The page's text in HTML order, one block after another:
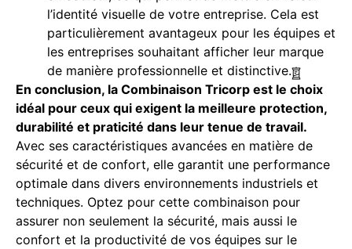
l’identité visuelle de votre entreprise. Cela est
particulièrement avantageux pour les équipes et
les entreprises souhaitant afficher leur marque
de manière professionnelle et distinctive.
En conclusion, la Combinaison Tricorp est le choix
idéal pour ceux qui exigent la meilleure protection,
durabilité et praticité dans leur tenue de travail.
Avec ses caractéristiques avancées en matière de
sécurité et de confort, elle garantit une performance
optimale dans divers environnements industriels et
techniques. Optez pour cette combinaison pour
assurer non seulement la sécurité, mais aussi le
confort et la productivité de vos équipes sur le